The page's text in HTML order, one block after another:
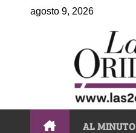
agosto 9, 2026
AL MINUTO